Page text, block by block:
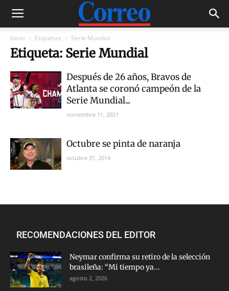
Inicio Etiquetas Serie Mundial
Etiqueta: Serie Mundial
Después de 26 años, Bravos de
Atlanta se coronó campeón de la
Serie Mundial...
noviembre 11, 2021
Octubre se pinta de naranja
octubre 31, 2014
RECOMENDACIONES DEL EDITOR
Neymar confirma su retiro de la selección
brasileña: “Mi tiempo ya...
agosto 2, 2026